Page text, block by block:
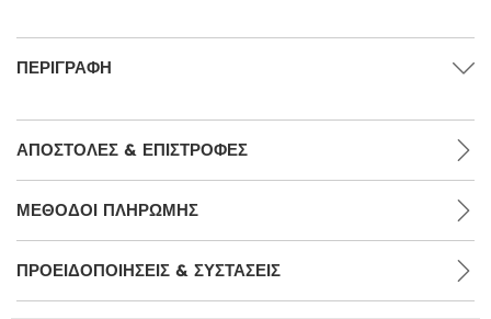
ΠΕΡΙΓΡΑΦΉ
ΑΠΟΣΤΟΛΈΣ & ΕΠΙΣΤΡΟΦΈΣ
ΜΕΘΌΔΟΙ ΠΛΗΡΩΜΉΣ
ΠΡΟΕΙΔΟΠΟΙΉΣΕΙΣ & ΣΥΣΤΆΣΕΙΣ